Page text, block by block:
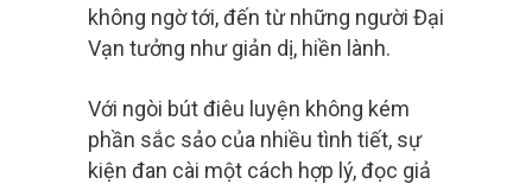
không ngờ tới, đến từ những người Đại
Vạn tưởng như giản dị, hiền lành.
Với ngòi bút điêu luyện không kém
phần sắc sảo của nhiều tình tiết, sự
kiện đan cài một cách hợp lý, đọc giả